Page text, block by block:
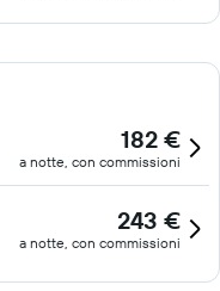
182 €
a notte, con commissioni
243 €
a notte, con commissioni